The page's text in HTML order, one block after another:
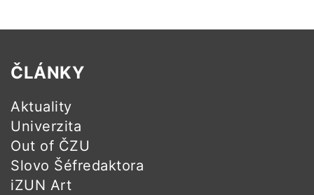
ČLÁNKY
Aktuality
Univerzita
Out of ČZU
Slovo Šéfredaktora
iZUN Art